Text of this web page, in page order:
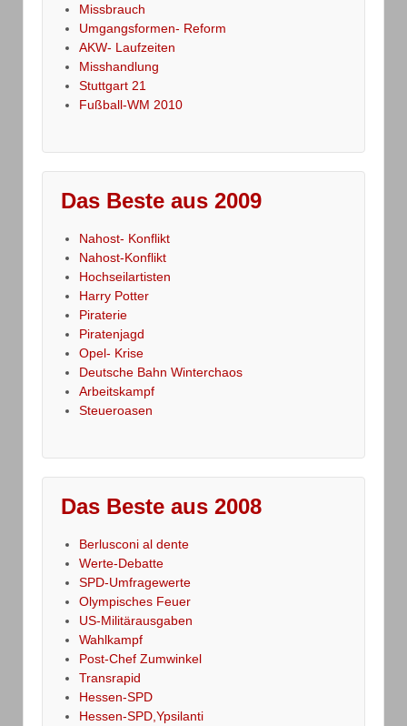
Missbrauch
Umgangsformen- Reform
AKW- Laufzeiten
Misshandlung
Stuttgart 21
Fußball-WM 2010
Das Beste aus 2009
Nahost- Konflikt
Nahost-Konflikt
Hochseilartisten
Harry Potter
Piraterie
Piratenjagd
Opel- Krise
Deutsche Bahn Winterchaos
Arbeitskampf
Steueroasen
Das Beste aus 2008
Berlusconi al dente
Werte-Debatte
SPD-Umfragewerte
Olympisches Feuer
US-Militärausgaben
Wahlkampf
Post-Chef Zumwinkel
Transrapid
Hessen-SPD
Hessen-SPD,Ypsilanti